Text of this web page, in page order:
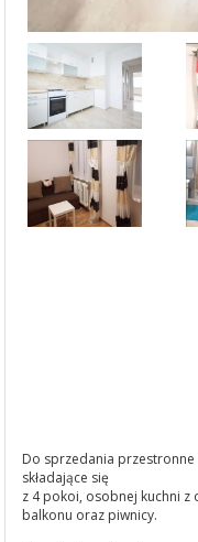
Do sprzedania
składające się
z 4 pokoi, osobnej kuchni z
balkonu oraz piwnicy.